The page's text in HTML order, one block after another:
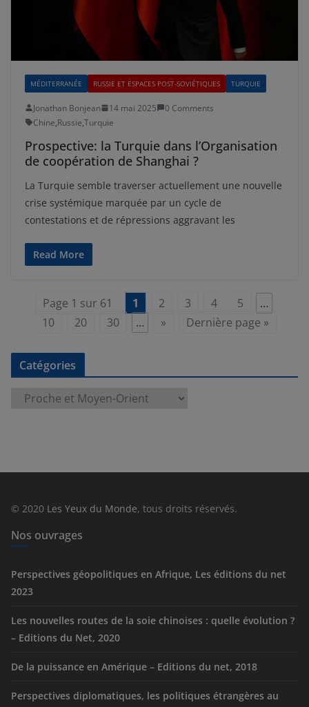
MÉDITERRANÉE RUSSIE ET ESPACES POST-SOVIÉTIQUES TURQUIE
Jonathan Bonjean 14 mai 2025
0 Comments
Chine,Russie,Turquie
Prospective: la Turquie dans l’Organisation
de coopération de Shanghai ?
La Turquie semble traverser actuellement une nouvelle
crise systémique marquée par un cycle de
contestations et de répressions aggravant les
Read More
Page 1 sur 61 1 2 3 4 5
…
10
20 30 … » Dernière page »
Catégories
e
s
© 2020 Les Yeux du Monde, tous droits réservés.
Nos ouvrages
Perspectives géopolitiques en Afrique, Les éditions du net
2023
Les nouvelles routes de la soie chinoises : quelle évolution ?
– Editions du Net, 2020
De la puissance en Amérique – Editions du net, 2018
Perspectives diplomatiques, les politiques étrangères au